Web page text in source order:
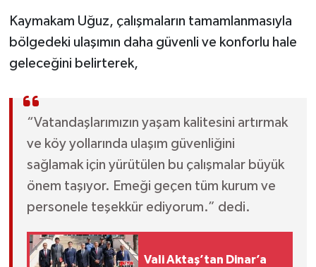
Kaymakam Uğuz, çalışmaların tamamlanmasıyla
bölgedeki ulaşımın daha güvenli ve konforlu hale
geleceğini belirterek,
“Vatandaşlarımızın yaşam kalitesini artırmak
ve köy yollarında ulaşım güvenliğini
sağlamak için yürütülen bu çalışmalar büyük
önem taşıyor. Emeği geçen tüm kurum ve
personele teşekkür ediyorum.” dedi.
Vali Aktaş’tan Dinar’a